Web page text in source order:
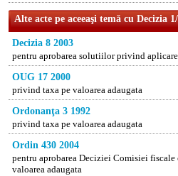
Alte acte pe aceeaşi temă cu Decizia
Decizia 8 2003
pentru aprobarea solutiilor privind
OUG 17 2000
privind taxa pe valoarea adaugata
Ordonanţa 3 1992
privind taxa pe valoarea adaugata
Ordin 430 2004
pentru aprobarea Deciziei Comisiei
valoarea adaugata